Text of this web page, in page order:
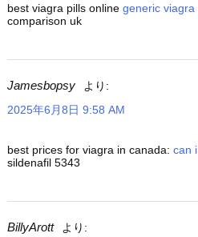
best viagra pills online generic viagra
comparison uk
Jamesbopsy
より:
2025年6月8日 9:58 AM
best prices for viagra in canada: can
sildenafil 5343
BillyArott
より: